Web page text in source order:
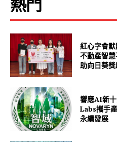
熱門
紅心字會
不動產智
助向日葵
響應AI新
Labs攜手
永續發展